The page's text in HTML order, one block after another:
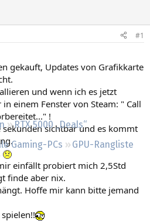
RTX 5000 „Deals“
Gaming-PCs
GPU-Rangliste
#1
gekauft, Updates von Grafikkarte
und wenn ich es jetzt
einem Fenster von Steam: " Call
!
sichtbar und es kommt
einfällt probiert mich 2,5Std
finde aber nix.
Hoffe mir kann bitte jemand